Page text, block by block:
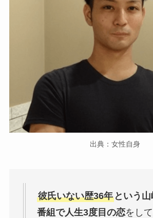
出典：女性自身
彼氏いない歴36年という山
番組で人生3度目の恋をし